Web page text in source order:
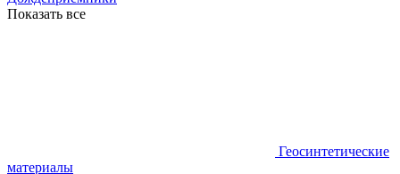
Показать все
Геосинтетические
материалы